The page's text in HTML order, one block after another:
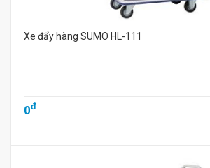
Xe đẩy hàng SUMO HL-111
0đ